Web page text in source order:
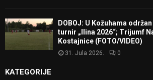
DOBOJ: U Kožuhama
turnir „Ilina 2026“; Trijumf
Kostajnice (FOTO/VIDEO)
31. Jula 2026. 0
KATEGORIJE